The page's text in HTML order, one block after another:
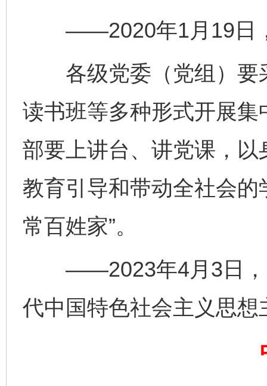
——2020年1月19日，
各级党委（党组）要
读书班等多种形式开展
部要上讲台、讲党课，
教育引导和带动全社会的
常百姓家”。
——2023年4月3日，
代中国特色社会主义思
完善运行机制助力责任有效落实 一纸欠